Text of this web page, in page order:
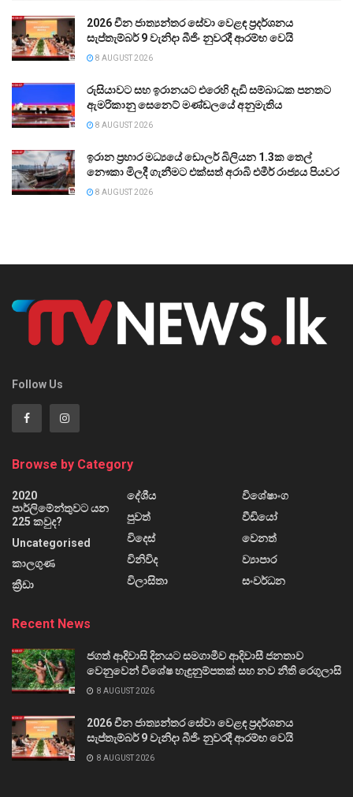
2026 චීන ජාත්‍යන්තර සේවා වෙළඳ ප්‍රදර්ශනය
සැප්තැම්බර් 9 වැනිදා බීජිං නුවරදී ආරම්භ වෙයි
8 AUGUST 2026
රුසියාවට සහ ඉරානයට එරෙහි දැඩි සම්බාධක පනතට
ඇමරිකානු සෙනෙට් මණ්ඩලයේ අනුමැතිය
8 AUGUST 2026
ඉරාන ප්‍රහාර මධ්‍යයේ ඩොලර් බිලියන 1.3ක තෙල්
නෞකා මිලදී ගැනීමට එක්සත් අරාබි එමීර් රාජ්‍යය පියවර
8 AUGUST 2026
Follow Us
Browse by Category
2020
පාර්ලිමේන්තුවට යන
225 කවුද?
Uncategorised
කාලගුණ
ක්‍රීඩා
දේශීය
පුවත්
විදෙස්
විනිවිද
විලාසිතා
විශේෂාංග
වීඩියෝ
වෙනත්
ව්‍යාපාර
සංවර්ධන
Recent News
ජගත් ආදිවාසි දිනයට සමගාමීව ආදිවාසී ජනතාව
වෙනුවෙන් විශේෂ හැඳුනුම්පතක් සහ නව නීති රෙගුලාසි
8 AUGUST 2026
2026 චීන ජාත්‍යන්තර සේවා වෙළඳ ප්‍රදර්ශනය
සැප්තැම්බර් 9 වැනිදා බීජිං නුවරදී ආරම්භ වෙයි
8 AUGUST 2026